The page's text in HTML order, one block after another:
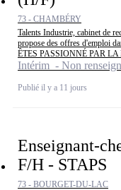
73 - CHAMBÉRY
Talents Industrie, cabinet de
propose des offres d'emploi
ÊTES PASSIONNÉ PAR
Intérim - Non
Publié il y a 11 jours
Enseignant-
F/H - STAPS
73 - BOURGET-DU-LAC